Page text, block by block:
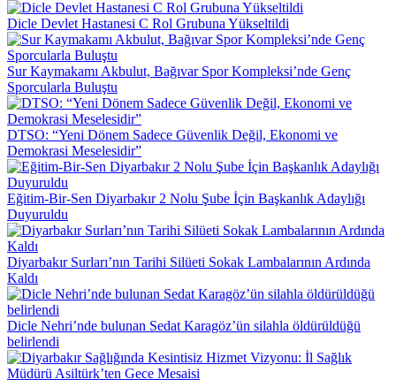
Dicle Devlet Hastanesi C Rol Grubuna Yükseltildi
Sur Kaymakamı Akbulut, Bağıvar Spor Kompleksi’nde Genç
Sporcularla Buluştu
DTSO: “Yeni Dönem Sadece Güvenlik Değil, Ekonomi ve
Demokrasi Meselesidir”
Eğitim-Bir-Sen Diyarbakır 2 Nolu Şube İçin Başkanlık Adaylığı
Duyuruldu
Diyarbakır Surları’nın Tarihi Silüeti Sokak Lambalarının Ardında
Kaldı
Dicle Nehri’nde bulunan Sedat Karagöz’ün silahla öldürüldüğü
belirlendi